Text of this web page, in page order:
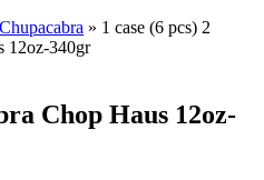
» 1 case (6 pcs) 2
12oz-340gr
Chop Haus 12oz-